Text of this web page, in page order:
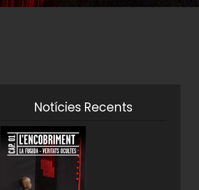
Notícies Recents